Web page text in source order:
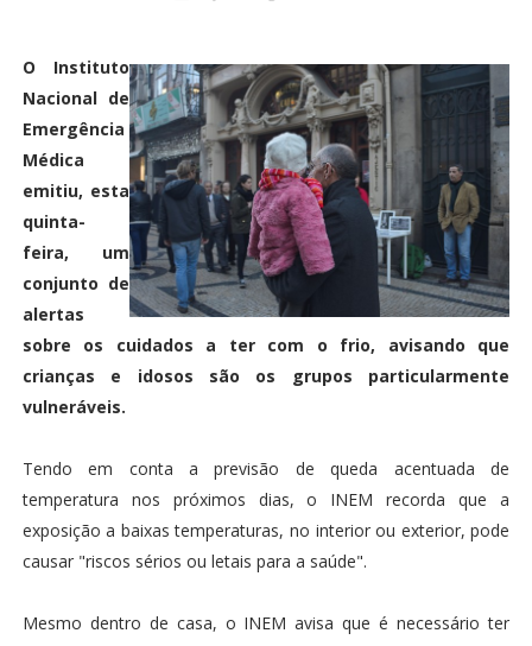
O Instituto
Nacional de
Emergência
Médica
emitiu, esta
quinta-
feira, um
conjunto de
alertas
sobre os cuidados a ter com o frio, avisando que
crianças e idosos são os grupos particularmente
vulneráveis.
Tendo em conta a previsão de queda acentuada de
temperatura nos próximos dias, o INEM recorda que a
exposição a baixas temperaturas, no interior ou exterior, pode
causar "riscos sérios ou letais para a saúde".
Mesmo dentro de casa, o INEM avisa que é necessário ter